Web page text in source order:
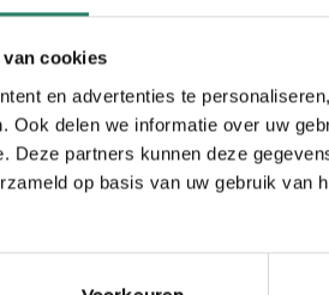
van cookies
en advertenties te
Ook delen we informatie over uw
Deze partners kunnen deze
op basis van uw gebruik van
om betekenisvolle dingen te
[…]
bij arbeidsongeschiktheid
als ondernemer.’
en ziek worden terwijl je geen